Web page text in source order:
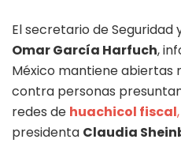
El secretario de Seguridad
Omar García Harfuch,
México mantiene abiertas
contra personas
redes de huachicol fiscal,
presidenta Claudia